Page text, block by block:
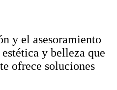
y el asesoramiento
y belleza que
ofrece soluciones